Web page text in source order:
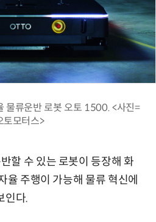
물류운반 로봇 오토 1500. <사진=
토모터스>
할 수 있는 로봇이 등장해 화
율 주행이 가능해 물류 혁신에
인다.